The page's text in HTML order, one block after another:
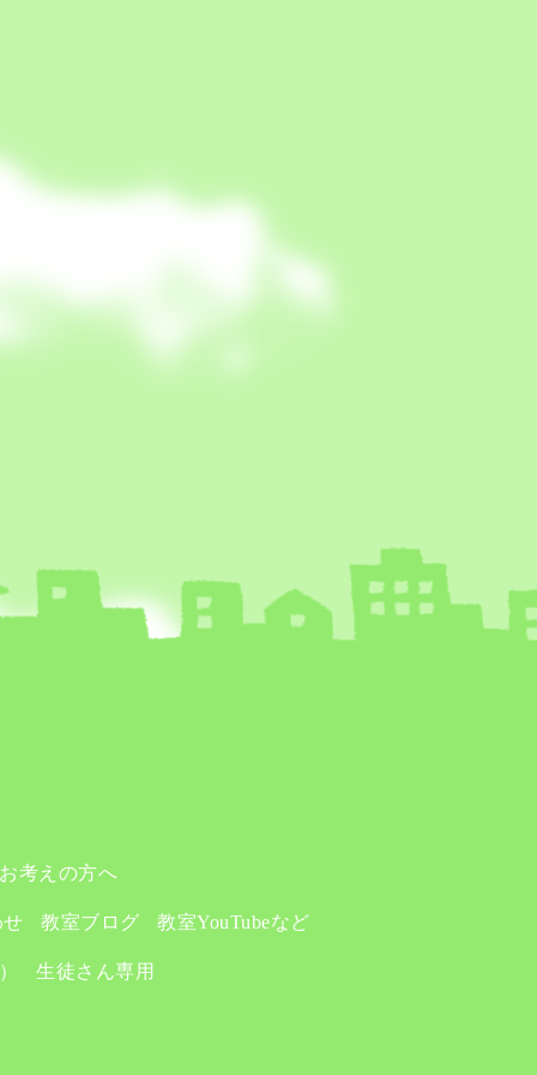
考えの方へ
教室ブログ 教室YouTubeなど
生徒さん専用